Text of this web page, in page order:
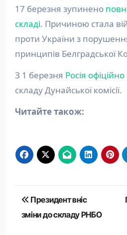
17 березня зупинено
складі. Причиною стала
проти України з
принципів Белградської
З 1 березня Росія
складу Дунайської комісії.
Читайте також:
Навігація
записів
Президент вніс
зміни до складу РНБО